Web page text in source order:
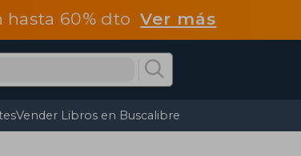
hasta 60% dtoVer más
Vender Libros en Buscalibre